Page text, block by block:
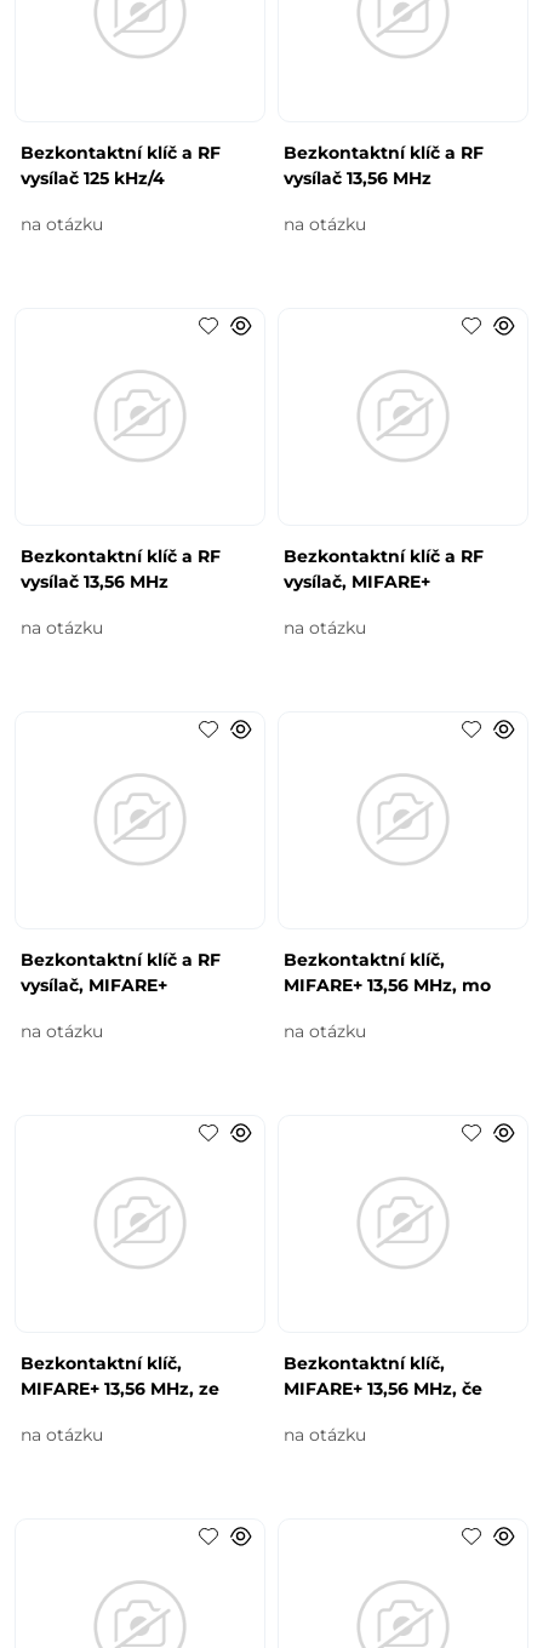
Bezkontaktní klíč a RF
vysílač 125 kHz/4
na otázku
Bezkontaktní klíč a RF
vysílač 13,56 MHz
na otázku
Bezkontaktní klíč a RF
vysílač 13,56 MHz
na otázku
Bezkontaktní klíč a RF
vysílač, MIFARE+
na otázku
Bezkontaktní klíč a RF
vysílač, MIFARE+
na otázku
Bezkontaktní klíč,
MIFARE+ 13,56 MHz, mo
na otázku
Bezkontaktní klíč,
MIFARE+ 13,56 MHz, ze
na otázku
Bezkontaktní klíč,
MIFARE+ 13,56 MHz, če
na otázku